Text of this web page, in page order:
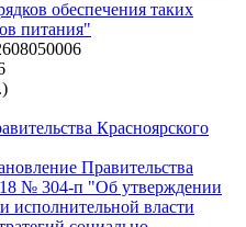
обеспечения таких
питания"
Красноярского
Правительства
№ 304-п "Об утверждении
исполнительной власти